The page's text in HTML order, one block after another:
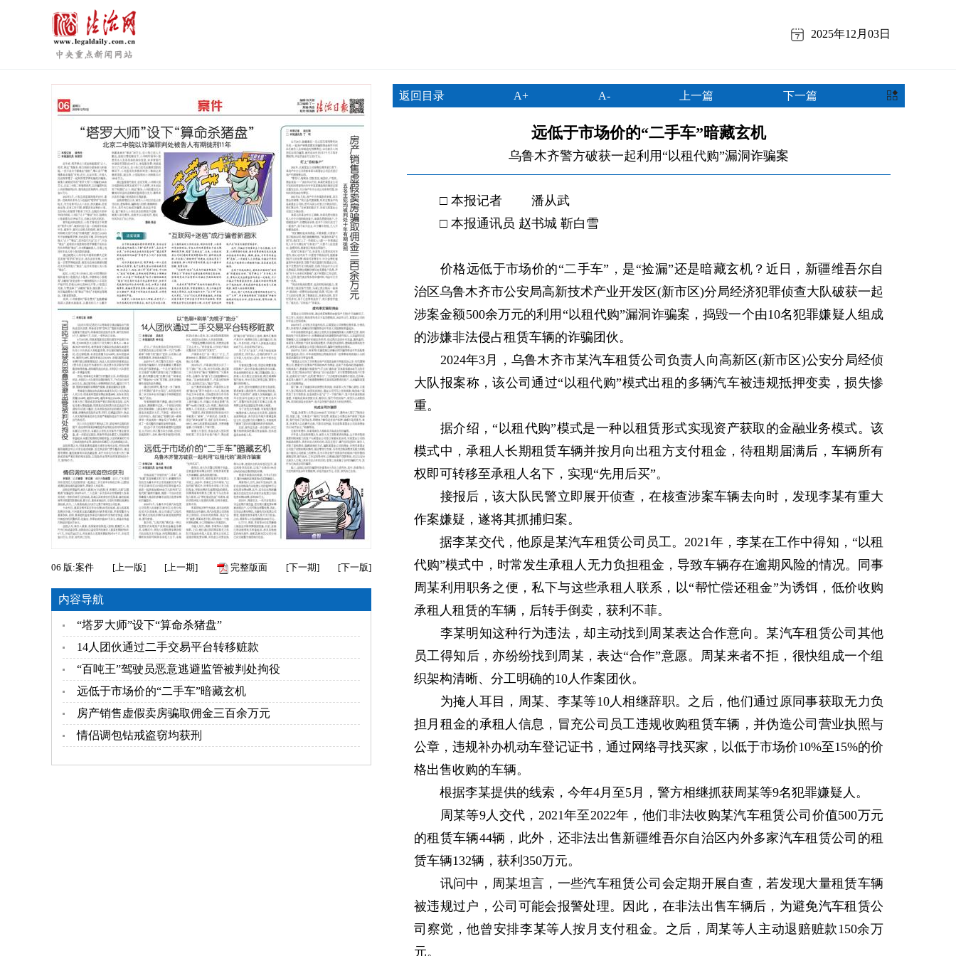
2025年12月03日
06 版:案件 [上一版] [上一期] 完整版面 [下一期] [下一版]
内容导航
“塔罗大师”设下“算命杀猪盘”
14人团伙通过二手交易平台转移赃款
“百吨王”驾驶员恶意逃避监管被判处拘役
远低于市场价的“二手车”暗藏玄机
房产销售虚假卖房骗取佣金三百余万元
情侣调包钻戒盗窃均获刑
返回目录 A+ A- 上一篇 下一篇
远低于市场价的“二手车”暗藏玄机
乌鲁木齐警方破获一起利用“以租代购”漏洞诈骗案
□ 本报记者 潘从武
□ 本报通讯员 赵书城 靳白雪
价格远低于市场价的“二手车”，是“捡漏”还是暗藏玄机？近日，新疆维吾尔自
治区乌鲁木齐市公安局高新技术产业开发区(新市区)分局经济犯罪侦查大队破获一起
涉案金额500余万元的利用“以租代购”漏洞诈骗案，捣毁一个由10名犯罪嫌疑人组成
的涉嫌非法侵占租赁车辆的诈骗团伙。
2024年3月，乌鲁木齐市某汽车租赁公司负责人向高新区(新市区)公安分局经侦
大队报案称，该公司通过“以租代购”模式出租的多辆汽车被违规抵押变卖，损失惨
重。
据介绍，“以租代购”模式是一种以租赁形式实现资产获取的金融业务模式。该
模式中，承租人长期租赁车辆并按月向出租方支付租金，待租期届满后，车辆所有
权即可转移至承租人名下，实现“先用后买”。
接报后，该大队民警立即展开侦查，在核查涉案车辆去向时，发现李某有重大
作案嫌疑，遂将其抓捕归案。
据李某交代，他原是某汽车租赁公司员工。2021年，李某在工作中得知，“以租
代购”模式中，时常发生承租人无力负担租金，导致车辆存在逾期风险的情况。同事
周某利用职务之便，私下与这些承租人联系，以“帮忙偿还租金”为诱饵，低价收购
承租人租赁的车辆，后转手倒卖，获利不菲。
李某明知这种行为违法，却主动找到周某表达合作意向。某汽车租赁公司其他
员工得知后，亦纷纷找到周某，表达“合作”意愿。周某来者不拒，很快组成一个组
织架构清晰、分工明确的10人作案团伙。
为掩人耳目，周某、李某等10人相继辞职。之后，他们通过原同事获取无力负
担月租金的承租人信息，冒充公司员工违规收购租赁车辆，并伪造公司营业执照与
公章，违规补办机动车登记证书，通过网络寻找买家，以低于市场价10%至15%的价
格出售收购的车辆。
根据李某提供的线索，今年4月至5月，警方相继抓获周某等9名犯罪嫌疑人。
周某等9人交代，2021年至2022年，他们非法收购某汽车租赁公司价值500万元
的租赁车辆44辆，此外，还非法出售新疆维吾尔自治区内外多家汽车租赁公司的租
赁车辆132辆，获利350万元。
讯问中，周某坦言，一些汽车租赁公司会定期开展自查，若发现大量租赁车辆
被违规过户，公司可能会报警处理。因此，在非法出售车辆后，为避免汽车租赁公
司察觉，他曾安排李某等人按月支付租金。之后，周某等人主动退赔赃款150余万
元。